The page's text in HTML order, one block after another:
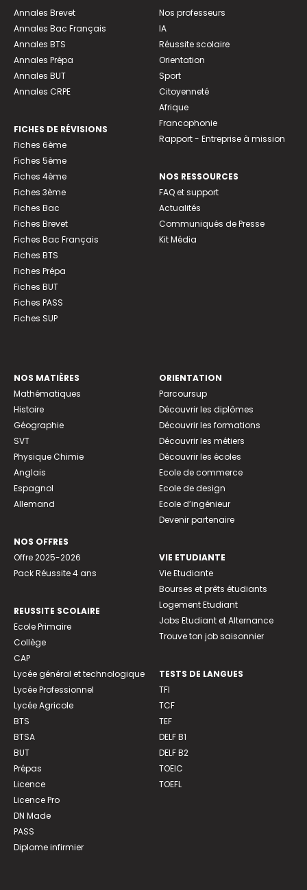
Annales Brevet
Annales Bac Français
Annales BTS
Annales Prépa
Annales BUT
Annales CRPE
FICHES DE RÉVISIONS
Fiches 6ème
Fiches 5ème
Fiches 4ème
Fiches 3ème
Fiches Bac
Fiches Brevet
Fiches Bac Français
Fiches BTS
Fiches Prépa
Fiches BUT
Fiches PASS
Fiches SUP
Nos professeurs
IA
Réussite scolaire
Orientation
Sport
Citoyenneté
Afrique
Francophonie
Rapport - Entreprise à mission
NOS RESSOURCES
FAQ et support
Actualités
Communiqués de Presse
Kit Média
NOS MATIÈRES
Mathématiques
Histoire
Géographie
SVT
Physique Chimie
Anglais
Espagnol
Allemand
NOS OFFRES
Offre 2025-2026
Pack Réussite 4 ans
REUSSITE SCOLAIRE
Ecole Primaire
Collège
CAP
Lycée général et technologique
Lycée Professionnel
Lycée Agricole
BTS
BTSA
BUT
Prépas
Licence
Licence Pro
DN Made
PASS
Diplome infirmier
ORIENTATION
Parcoursup
Découvrir les diplômes
Découvrir les formations
Découvrir les métiers
Découvrir les écoles
Ecole de commerce
Ecole de design
Ecole d’ingénieur
Devenir partenaire
VIE ETUDIANTE
Vie Etudiante
Bourses et prêts étudiants
Logement Etudiant
Jobs Etudiant et Alternance
Trouve ton job saisonnier
TESTS DE LANGUES
TFI
TCF
TEF
DELF B1
DELF B2
TOEIC
TOEFL